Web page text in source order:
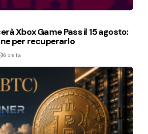
Xbox Game Pass il 15 agosto:
per recuperarlo
16 ore fa